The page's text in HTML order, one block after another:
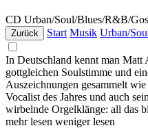
CD Urban/Soul/Blues/R&B/
Zurück Start Musik Urban/
In Deutschland kennt man Matt
gottgleichen Soulstimme und
Auszeichnungen gesammelt
Vocalist des Jahres und auch
wirbelnde Orgelklänge: all das
mehr lesen weniger lesen